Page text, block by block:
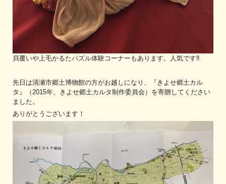
貝覆いや上毛かるたパズル体験コーナーもあります。人気です‼
先日は清瀬市郷土博物館の方がお越しになり、『きよせ郷土カル
タ』（2015年、きよせ郷土カルタ制作委員会）を寄贈してください
ました。
ありがとうございます！